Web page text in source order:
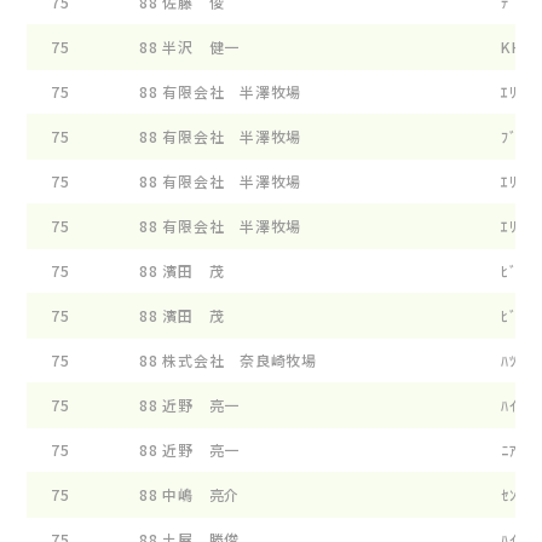
75 88 半沢 健一 KH ﾄ
75 88 有限会社 半澤牧場 ｴﾘ-ﾄ
75 88 有限会社 半澤牧場 ﾌﾞﾗﾒ
75 88 有限会社 半澤牧場 ｴﾘ-ﾄ
75 88 有限会社 半澤牧場 ｴﾘ-ﾄ
75 88 濱田 茂 ﾋﾞ-ﾁ
75 88 濱田 茂 ﾋﾞ-ﾁ
75 88 株式会社 奈良崎牧場 ﾊﾂﾋﾟ
75 88 近野 亮一 ﾊｲﾌｲ
75 88 近野 亮一 ﾆｱﾌｲ
75 88 中嶋 亮介 ｾﾝﾀ-